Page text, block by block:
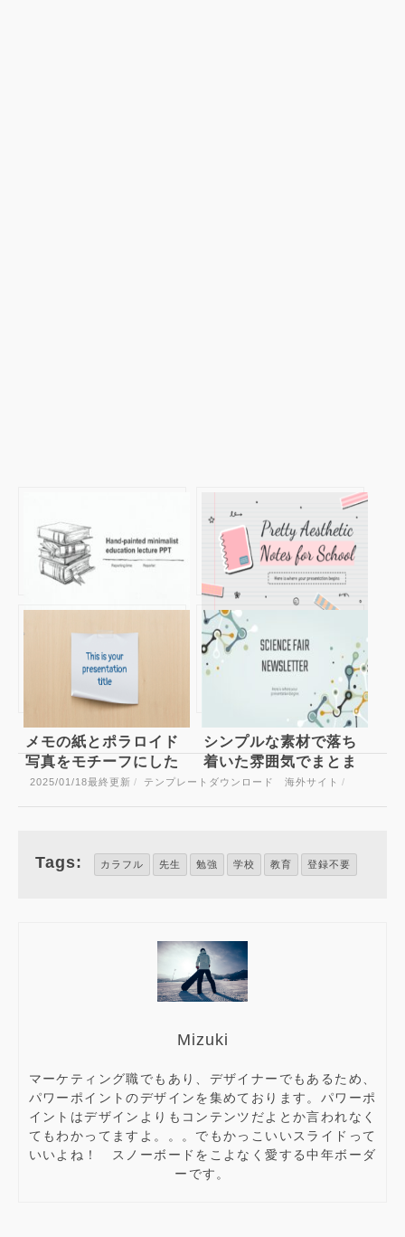
ーポイントテンプレー
パステルカラーの文房
具イラストがカワイイ
無料パワーポイントテ
ンプレート
メモの紙とポラロイド
写真をモチーフにした
パワーポイントテンプ
シンプルな素材で落ち
着いた雰囲気でまとま
ったテクノロジー系の
2025/01/18最終更新 / テンプレートダウンロード 海外サイト /
Tags: カラフル 先生 勉強 学校 教育 登録不要
Mizuki
マーケティング職でもあり、デザイナーでもあるため、
パワーポイントのデザインを集めております。パワーポ
イントはデザインよりもコンテンツだよとか言われなく
てもわかってますよ。。。でもかっこいいスライドって
いいよね！ スノーボードをこよなく愛する中年ボーダ
ーです。